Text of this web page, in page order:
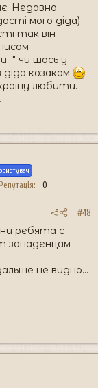
Недавно
мого діда)
так він
чи шось у
козаком
любити.
Репутація 0
#48
ребята с
западенцам
не видно...